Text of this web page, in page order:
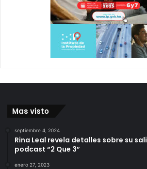
Mas visto
septiembre 4, 2024
Rina Leal revela detalles sobre su
podcast “2 Que 3”
enero 27, 2023